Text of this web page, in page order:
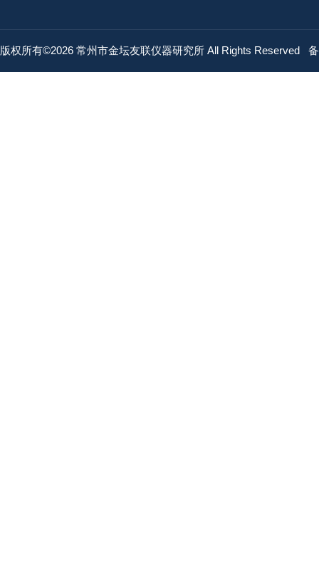
版权所有©2026 常州市金坛友联仪器研究所 All Rights Reserved